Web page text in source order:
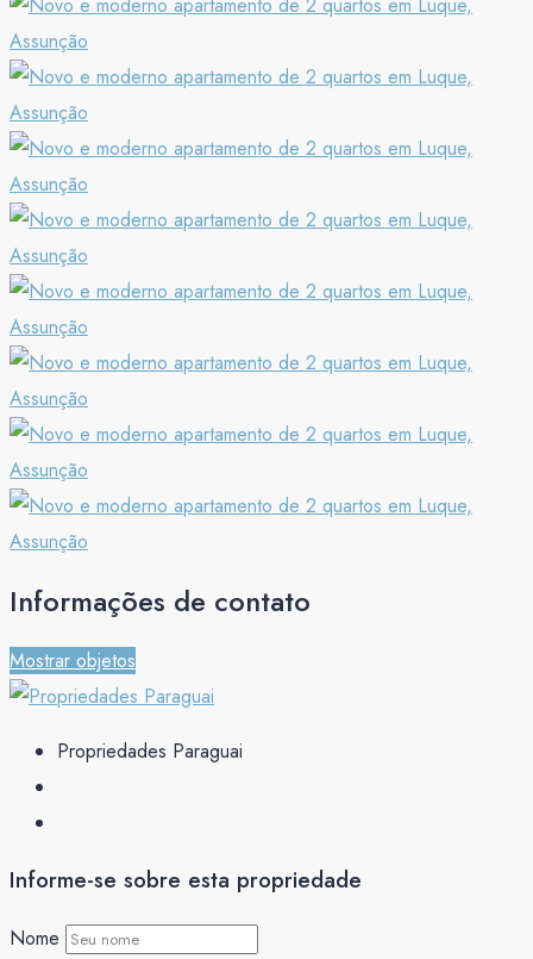
Informações de contato
Mostrar objetos
Propriedades Paraguai
Informe-se sobre esta propriedade
Nome